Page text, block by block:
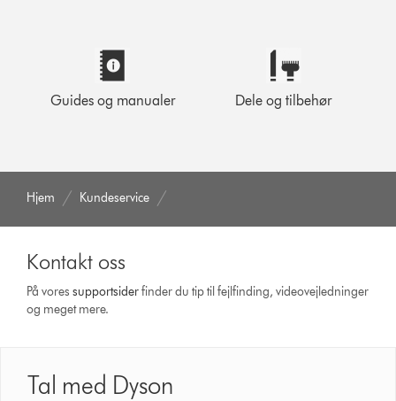
Guides og manualer Dele og tilbehør
Hjem Kundeservice
Kontakt oss
På voressupport­siderfinder du tip til fejlfinding, video­vejledninger
og meget mere.
Tal med Dyson